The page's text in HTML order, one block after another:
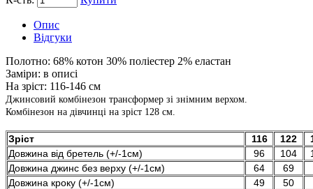
Опис
Відгуки
Полотно: 68% котон 30% поліестер 2% еластан
Заміри: в описі
На зріст: 116-146 см
Джинсовий комбінезон трансформер зі знімним верхом.
Комбінезон на дівчинці на зріст 128 см.
Зріст 116 122
Довжина від бретель (+/-1см)
96 104
Довжина джинс без верху (+/-1см)
64
69
Довжина кроку (+/-1см)
49
50